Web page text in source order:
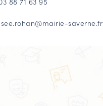
et de patrimoine
saverne.fr